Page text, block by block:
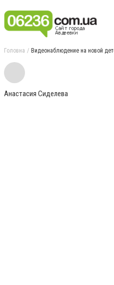
Головна Видеонаблюдение на новой
Анастасия Сиделева